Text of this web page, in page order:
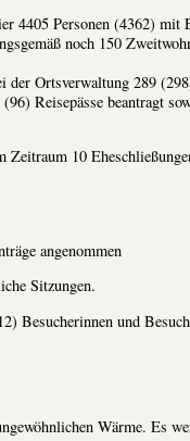
4405 Personen (4362) mit
noch 150
der Ortsverwaltung 289
Reisepässe beantragt
Zeitraum 10
angenommen
Sitzungen.
Besucherinnen und
Wärme. Es